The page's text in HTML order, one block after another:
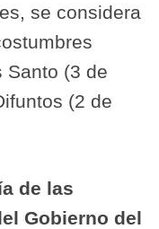
se considera
Santo (3 de
(2 de
de las
Gobierno del